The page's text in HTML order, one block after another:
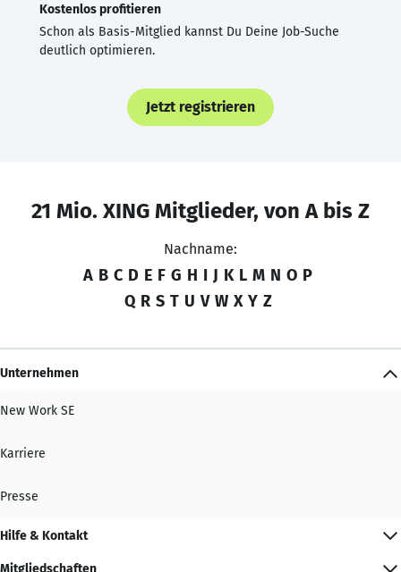
Kostenlos profitieren
Schon als Basis-Mitglied kannst Du Deine Job-Suche
deutlich optimieren.
Jetzt registrieren
21 Mio. XING Mitglieder, von A bis Z
Nachname:
A B C D E F G H I J K L M N O P
Q R S T U V W X Y Z
Unternehmen
New Work SE
Karriere
Presse
Hilfe & Kontakt
Mitgliedschaften